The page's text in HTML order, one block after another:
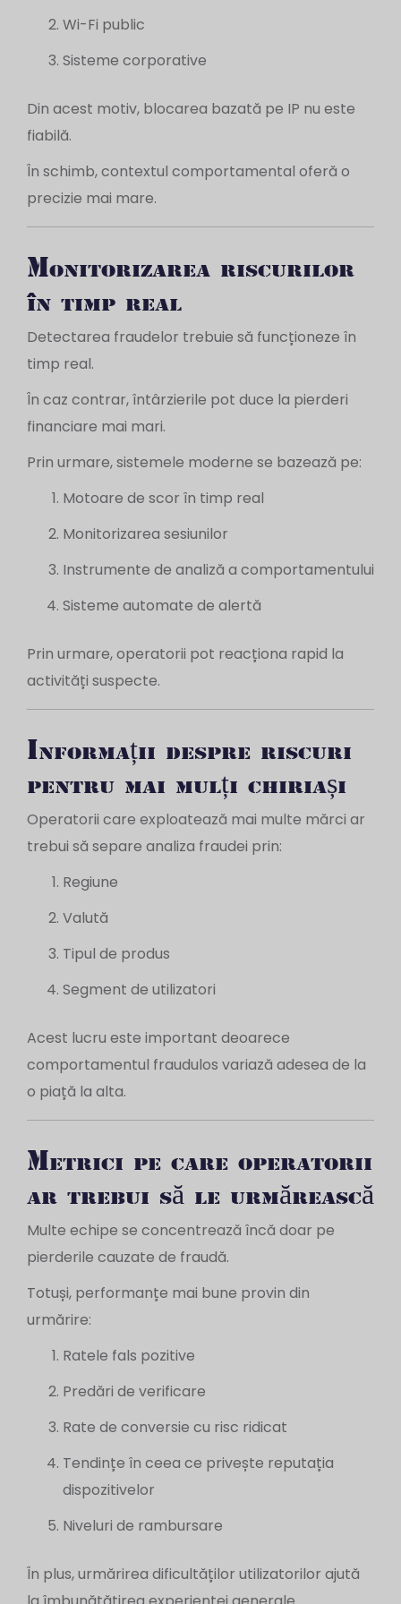
Wi-Fi public
Sisteme corporative
Din acest motiv, blocarea bazată pe IP nu este
fiabilă.
În schimb, contextul comportamental oferă o
precizie mai mare.
Monitorizarea riscurilor
în timp real
Detectarea fraudelor trebuie să funcționeze în
timp real.
În caz contrar, întârzierile pot duce la pierderi
financiare mai mari.
Prin urmare, sistemele moderne se bazează pe:
Motoare de scor în timp real
Monitorizarea sesiunilor
Instrumente de analiză a comportamentului
Sisteme automate de alertă
Prin urmare, operatorii pot reacționa rapid la
activități suspecte.
Informații despre riscuri
pentru mai mulți chiriași
Operatorii care exploatează mai multe mărci ar
trebui să separe analiza fraudei prin:
Regiune
Valută
Tipul de produs
Segment de utilizatori
Acest lucru este important deoarece
comportamentul fraudulos variază adesea de la
o piață la alta.
Metrici pe care operatorii
ar trebui să le urmărească
Multe echipe se concentrează încă doar pe
pierderile cauzate de fraudă.
Totuși, performanțe mai bune provin din
urmărire:
Ratele fals pozitive
Predări de verificare
Rate de conversie cu risc ridicat
Tendințe în ceea ce privește reputația
dispozitivelor
Niveluri de rambursare
În plus, urmărirea dificultăților utilizatorilor ajută